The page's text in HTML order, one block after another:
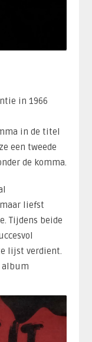
in 1966
in de titel
een tweede
de komma.
liefst
Tijdens beide
lijst verdient.
album